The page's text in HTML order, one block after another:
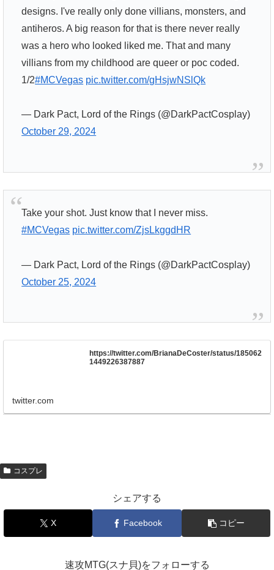
designs. I've really only done villians, monsters, and
antiheros. A big reason for that is there never really
was a hero who looked liked me. That and many
villians from my childhood are queer or poc coded.
1/2#MCVegas pic.twitter.com/gHsjwNSlQk
— Dark Pact, Lord of the Rings (@DarkPactCosplay)
October 29, 2024
Take your shot. Just know that I never miss.
#MCVegas pic.twitter.com/ZjsLkggdHR
— Dark Pact, Lord of the Rings (@DarkPactCosplay)
October 25, 2024
https://twitter.com/BrianaDeCoster/status/185062
1449226387887
twitter.com
コスプレ
シェアする
X Facebook コピー
速攻MTG(スナ貝)をフォローする